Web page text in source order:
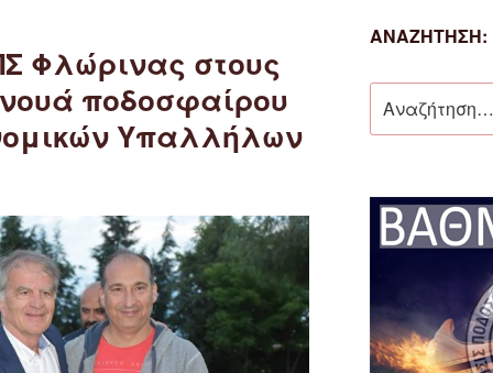
Φλώρινας στους
ποδοσφαίρου
Υπαλλήλων
ΑΝΑΖΉΤΗΣΗ:
για: